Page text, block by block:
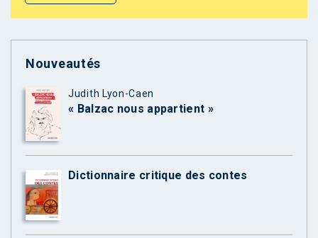
Nouveautés
Judith Lyon-Caen
« Balzac nous appartient »
Dictionnaire critique des contes